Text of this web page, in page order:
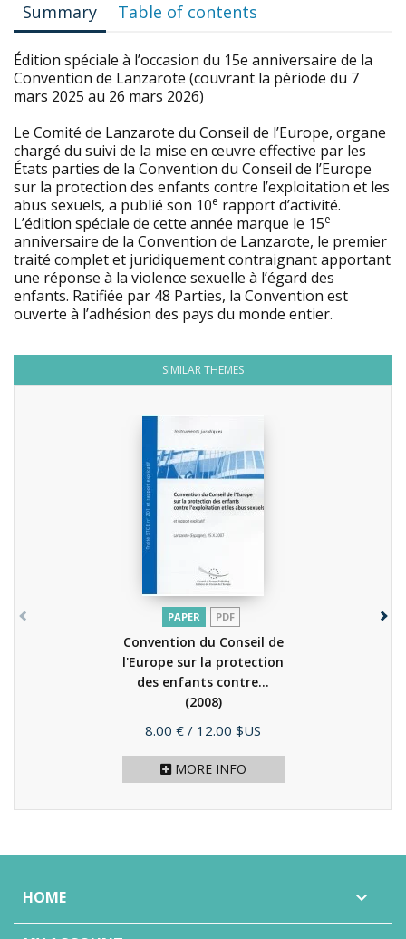
Summary Table of contents
Édition spéciale à l’occasion du 15e anniversaire de la
Convention de Lanzarote (couvrant la période du 7
mars 2025 au 26 mars 2026)
Le Comité de Lanzarote du Conseil de l’Europe, organe
chargé du suivi de la mise en œuvre effective par les
États parties de la Convention du Conseil de l’Europe
sur la protection des enfants contre l’exploitation et les
abus sexuels, a publié son 10e rapport d’activité.
L’édition spéciale de cette année marque le 15e
anniversaire de la Convention de Lanzarote, le premier
traité complet et juridiquement contraignant apportant
une réponse à la violence sexuelle à l’égard des
enfants. Ratifiée par 48 Parties, la Convention est
ouverte à l’adhésion des pays du monde entier.
SIMILAR THEMES
PAPER PDF
Convention du Conseil de
l'Europe sur la protection
des enfants contre...
(2008)
Price
8.00 € / 12.00 $US
MORE INFO
HOME 